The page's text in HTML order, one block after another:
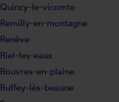
Quincy-le-vicomte
Remilly-en-montagne
Renève
Riel-les-eaux
Rouvres-en-plaine
Ruffey-lès-beaune